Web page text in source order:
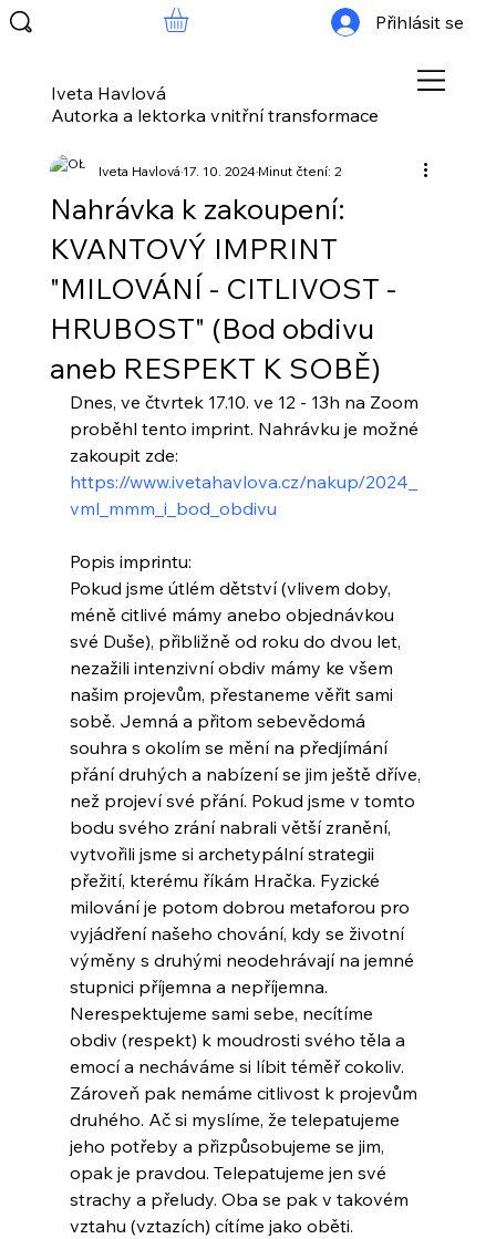
Iveta Havlová
Autorka a lektorka vnitřní transformace
Přihlásit se
Nahrávka k zakoupení:
KVANTOVÝ IMPRINT
"MILOVÁNÍ - CITLIVOST -
HRUBOST" (Bod obdivu
aneb RESPEKT K SOBĚ)
Iveta Havlová17. 10. 2024Minut čtení: 2
Dnes, ve čtvrtek 17.10. ve 12 - 13h na Zoom
proběhl tento imprint. Nahrávku je možné
zakoupit zde:
https://www.ivetahavlova.cz/nakup/2024_
vml_mmm_i_bod_obdivu
Popis imprintu:
Pokud jsme útlém dětství (vlivem doby,
méně citlivé mámy anebo objednávkou
své Duše), přibližně od roku do dvou let,
nezažili intenzivní obdiv mámy ke všem
našim projevům, přestaneme věřit sami
sobě. Jemná a přitom sebevědomá
souhra s okolím se mění na předjímání
přání druhých a nabízení se jim ještě dříve,
než projeví své přání. Pokud jsme v tomto
bodu svého zrání nabrali větší zranění,
vytvořili jsme si archetypální strategii
přežití, kterému říkám Hračka. Fyzické
milování je potom dobrou metaforou pro
vyjádření našeho chování, kdy se životní
výměny s druhými neodehrávají na jemné
stupnici příjemna a nepříjemna.
Nerespektujeme sami sebe, necítíme
obdiv (respekt) k moudrosti svého těla a
emocí a necháváme si líbit téměř cokoliv.
Zároveň pak nemáme citlivost k projevům
druhého. Ač si myslíme, že telepatujeme
jeho potřeby a přizpůsobujeme se jim,
opak je pravdou. Telepatujeme jen své
strachy a přeludy. Oba se pak v takovém
vztahu (vztazích) cítíme jako oběti.